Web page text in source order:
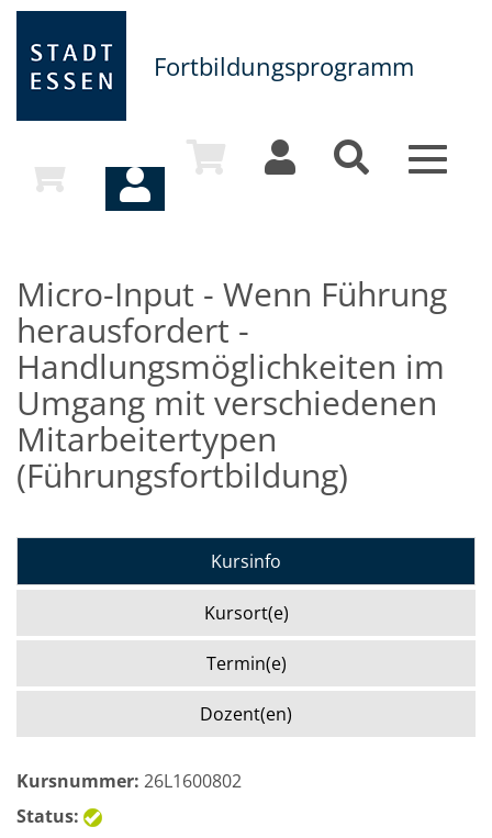
Fortbildungsprogramm
Toggle
Micro-Input - Wenn Führung
herausfordert -
Handlungsmöglichkeiten im
Umgang mit verschiedenen
Mitarbeitertypen
(Führungsfortbildung)
Kursinfo
Kursort(e)
Termin(e)
Dozent(en)
Kursnummer: 26L1600802
Status: